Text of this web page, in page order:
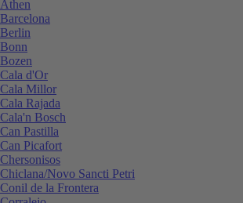
Athen
Barcelona
Berlin
Bonn
Bozen
Cala d'Or
Cala Millor
Cala Rajada
Cala'n Bosch
Can Pastilla
Can Picafort
Chersonisos
Chiclana/Novo Sancti Petri
Conil de la Frontera